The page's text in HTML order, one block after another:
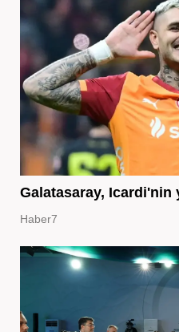
Galatasaray, Icardi'nin
Haber7